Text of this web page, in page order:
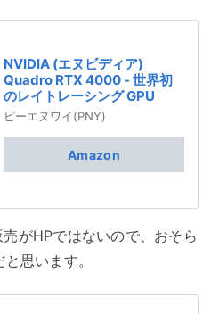
NVIDIA (エヌビディア)
Quadro RTX 4000 - 世界初
のレイトレーシング GPU
ピーエヌワイ(PNY)
Amazon
がHPではないので、おそら
思います。